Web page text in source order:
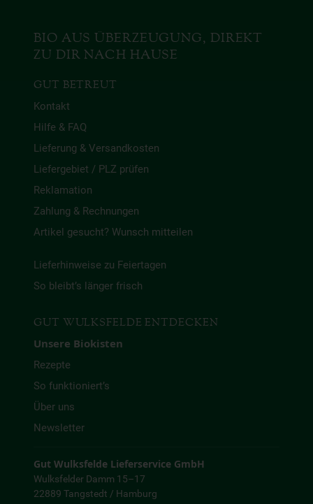
BIO AUS ÜBERZEUGUNG, DIREKT
ZU DIR NACH HAUSE
GUT BETREUT
Kontakt
Hilfe & FAQ
Lieferung & Versandkosten
Liefergebiet / PLZ prüfen
Reklamation
Zahlung & Rechnungen
Artikel gesucht? Wunsch mitteilen
Lieferhinweise zu Feiertagen
So bleibt’s länger frisch
GUT WULKSFELDE ENTDECKEN
Unsere Biokisten
Rezepte
So funktioniert’s
Über uns
Newsletter
Gut Wulksfelde Lieferservice GmbH
Wulksfelder Damm 15–17
22889 Tangstedt / Hamburg